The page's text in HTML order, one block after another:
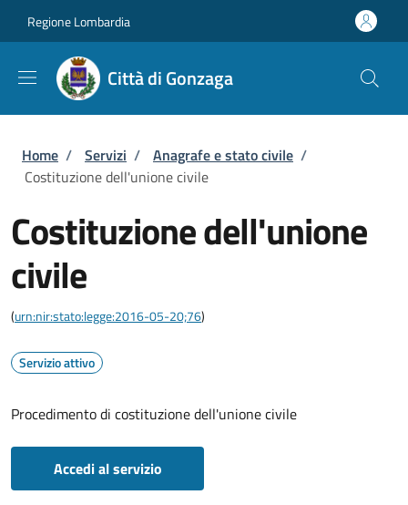
Regione Lombardia
Città di Gonzaga
Briciole di pane
Home / Servizi / Anagrafe e stato civile /
Costituzione dell'unione civile
Costituzione dell'unione
civile
(urn:nir:stato:legge:2016-05-20;76)
Servizio attivo
Procedimento di costituzione dell'unione civile
Accedi al servizio